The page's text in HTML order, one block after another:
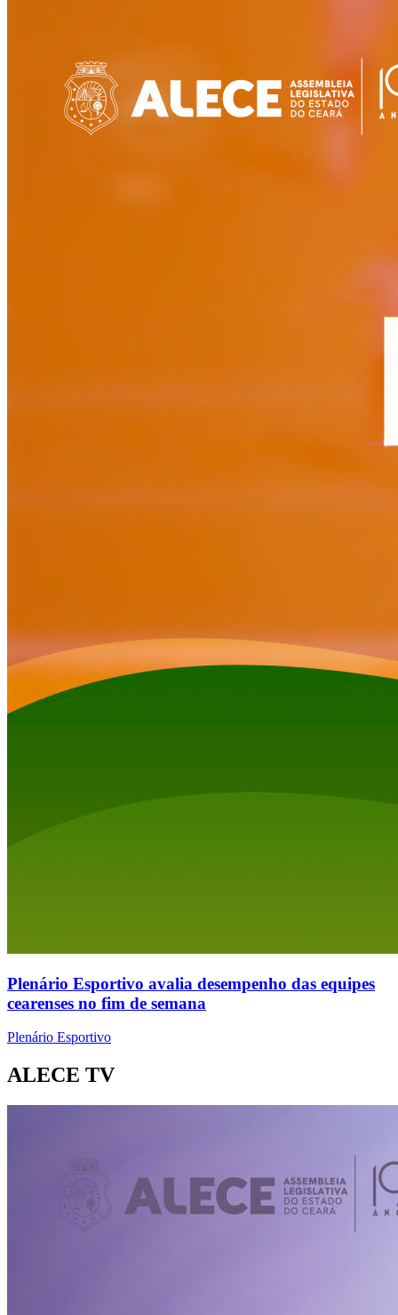
Plenário Esportivo avalia desempenho das equipes
cearenses no fim de semana
Plenário Esportivo
ALECE TV